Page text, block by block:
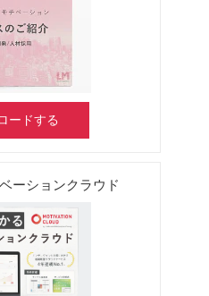
ードする
ーションクラウド